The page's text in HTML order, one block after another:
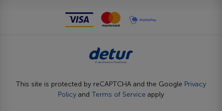
This site is protected by reCAPTCHA and the Google Privacy
Policy and Terms of Service apply